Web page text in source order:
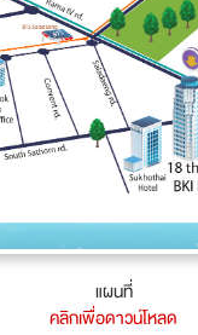
แผนที่
คลิกเพื่อดาวน์โหลด